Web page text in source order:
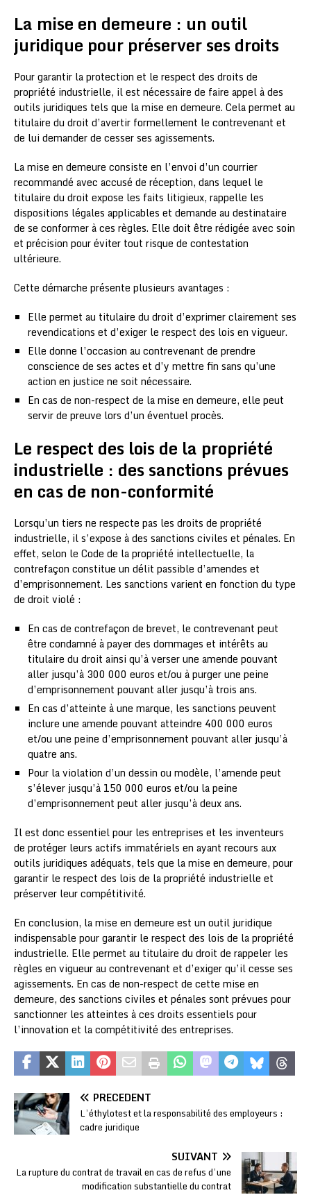
La mise en demeure : un outil
juridique pour préserver ses droits
Pour garantir la protection et le respect des droits de
propriété industrielle, il est nécessaire de faire appel à des
outils juridiques tels que la mise en demeure. Cela permet au
titulaire du droit d’avertir formellement le contrevenant et
de lui demander de cesser ses agissements.
La mise en demeure consiste en l’envoi d’un courrier
recommandé avec accusé de réception, dans lequel le
titulaire du droit expose les faits litigieux, rappelle les
dispositions légales applicables et demande au destinataire
de se conformer à ces règles. Elle doit être rédigée avec soin
et précision pour éviter tout risque de contestation
ultérieure.
Cette démarche présente plusieurs avantages :
Elle permet au titulaire du droit d’exprimer clairement ses
revendications et d’exiger le respect des lois en vigueur.
Elle donne l’occasion au contrevenant de prendre
conscience de ses actes et d’y mettre fin sans qu’une
action en justice ne soit nécessaire.
En cas de non-respect de la mise en demeure, elle peut
servir de preuve lors d’un éventuel procès.
Le respect des lois de la propriété
industrielle : des sanctions prévues
en cas de non-conformité
Lorsqu’un tiers ne respecte pas les droits de propriété
industrielle, il s’expose à des sanctions civiles et pénales. En
effet, selon le Code de la propriété intellectuelle, la
contrefaçon constitue un délit passible d’amendes et
d’emprisonnement. Les sanctions varient en fonction du type
de droit violé :
En cas de contrefaçon de brevet, le contrevenant peut
être condamné à payer des dommages et intérêts au
titulaire du droit ainsi qu’à verser une amende pouvant
aller jusqu’à 300 000 euros et/ou à purger une peine
d’emprisonnement pouvant aller jusqu’à trois ans.
En cas d’atteinte à une marque, les sanctions peuvent
inclure une amende pouvant atteindre 400 000 euros
et/ou une peine d’emprisonnement pouvant aller jusqu’à
quatre ans.
Pour la violation d’un dessin ou modèle, l’amende peut
s’élever jusqu’à 150 000 euros et/ou la peine
d’emprisonnement peut aller jusqu’à deux ans.
Il est donc essentiel pour les entreprises et les inventeurs
de protéger leurs actifs immatériels en ayant recours aux
outils juridiques adéquats, tels que la mise en demeure, pour
garantir le respect des lois de la propriété industrielle et
préserver leur compétitivité.
En conclusion, la mise en demeure est un outil juridique
indispensable pour garantir le respect des lois de la propriété
industrielle. Elle permet au titulaire du droit de rappeler les
règles en vigueur au contrevenant et d’exiger qu’il cesse ses
agissements. En cas de non-respect de cette mise en
demeure, des sanctions civiles et pénales sont prévues pour
sanctionner les atteintes à ces droits essentiels pour
l’innovation et la compétitivité des entreprises.
PRÉCÉDENT
L’éthylotest et la responsabilité des employeurs :
cadre juridique
SUIVANT
La rupture du contrat de travail en cas de refus d’une
modification substantielle du contrat